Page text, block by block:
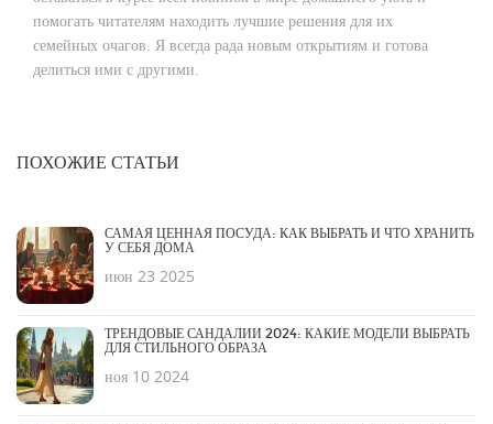
помогать читателям находить лучшие решения для их
семейных очагов. Я всегда рада новым открытиям и готова
делиться ими с другими.
ПОХОЖИЕ СТАТЬИ
САМАЯ ЦЕННАЯ ПОСУДА: КАК ВЫБРАТЬ И ЧТО ХРАНИТЬ
У СЕБЯ ДОМА
июн 23 2025
ТРЕНДОВЫЕ САНДАЛИИ 2024: КАКИЕ МОДЕЛИ ВЫБРАТЬ
ДЛЯ СТИЛЬНОГО ОБРАЗА
ноя 10 2024